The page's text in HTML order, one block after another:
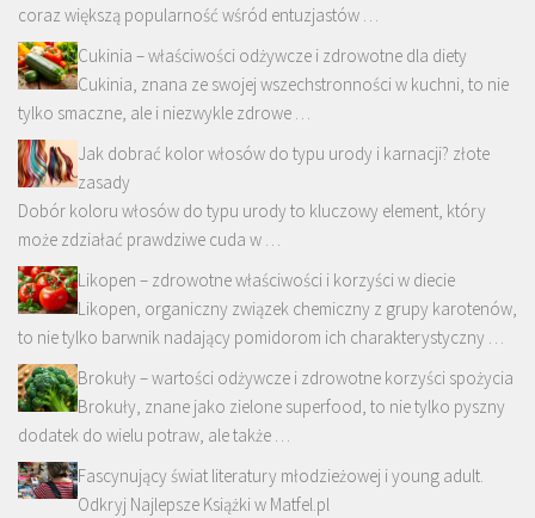
coraz większą popularność wśród entuzjastów …
Cukinia – właściwości odżywcze i zdrowotne dla diety
Cukinia, znana ze swojej wszechstronności w kuchni, to nie
tylko smaczne, ale i niezwykle zdrowe …
Jak dobrać kolor włosów do typu urody i karnacji? złote
zasady
Dobór koloru włosów do typu urody to kluczowy element, który
może zdziałać prawdziwe cuda w …
Likopen – zdrowotne właściwości i korzyści w diecie
Likopen, organiczny związek chemiczny z grupy karotenów,
to nie tylko barwnik nadający pomidorom ich charakterystyczny …
Brokuły – wartości odżywcze i zdrowotne korzyści spożycia
Brokuły, znane jako zielone superfood, to nie tylko pyszny
dodatek do wielu potraw, ale także …
Fascynujący świat literatury młodzieżowej i young adult.
Odkryj Najlepsze Książki w Matfel.pl